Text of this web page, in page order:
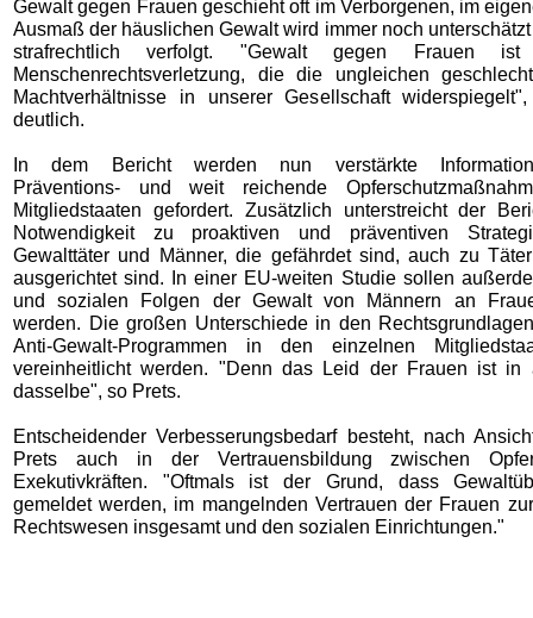
Gewalt gegen Frauen geschieht oft im Verborgenen, im
Ausmaß der häuslichen Gewalt wird immer noch
strafrechtlich verfolgt. "Gewalt gegen Frauen
Menschenrechtsverletzung, die die ungleichen
Machtverhältnisse in unserer Gesellschaft
deutlich.
In dem Bericht werden nun verstärkte
Präventions- und weit reichende
Mitgliedstaaten gefordert. Zusätzlich unterstreicht der
Notwendigkeit zu proaktiven und präventiven
Gewalttäter und Männer, die gefährdet sind, auch zu
ausgerichtet sind. In einer EU-weiten Studie sollen
und sozialen Folgen der Gewalt von Männern an
werden. Die großen Unterschiede in den
Anti-Gewalt-Programmen in den einzelnen
vereinheitlicht werden. "Denn das Leid der Frauen ist in
dasselbe", so Prets.
Entscheidender Verbesserungsbedarf besteht, nach
Prets auch in der Vertrauensbildung zwischen
Exekutivkräften. "Oftmals ist der Grund, dass
gemeldet werden, im mangelnden Vertrauen der Frauen
Rechtswesen insgesamt und den sozialen Einrichtungen."